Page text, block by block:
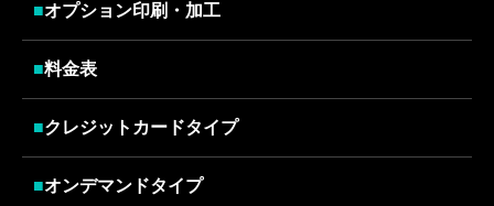
■オプション印刷・加工
■料金表
■クレジットカードタイプ
■オンデマンドタイプ